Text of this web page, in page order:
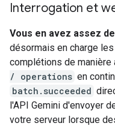
Interrogation et
Vous en avez assez
désormais en charge les
complétions de manière
/ operations en
batch.succeeded
l'API Gemini d'envoyer
votre serveur lorsque